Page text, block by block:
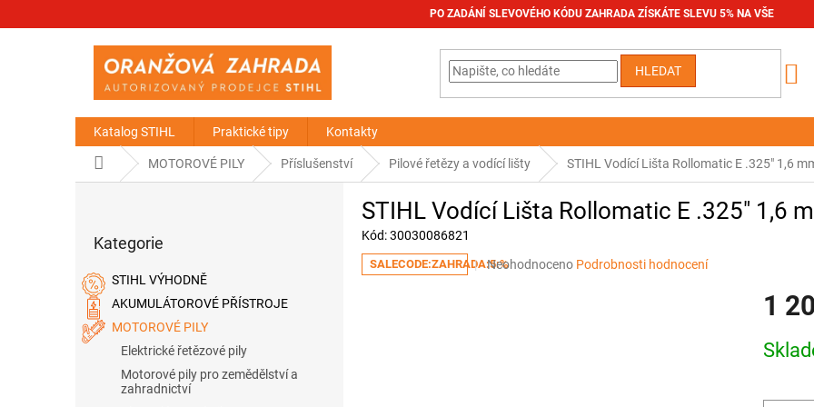
PO ZADÁNÍ SLEVOVÉHO KÓDU ZAHRADA ZÍSKÁTE SLEVU 5% NA VŠE
HLEDAT
Katalog STIHL Praktické tipy Kontakty
Domů MOTOROVÉ PILY Příslušenství Pilové řetězy a vodící lišty STIHL Vodící Lišta Rollomatic E .325" 1,6
a
n
kategorie
Kategorie
STIHL VÝHODNĚ
AKUMULÁTOROVÉ PŘÍSTROJE
MOTOROVÉ PILY
Elektrické řetězové pily
Motorové pily pro zemědělství a
zahradnictví
STIHL Vodící Lišta Rollomatic E .325" 1,6
Kód:30030086821
SALECODE:ZAHRADA:5:%Průměrné
Neohodnoceno Podrobnosti hodnocení
1
cena: